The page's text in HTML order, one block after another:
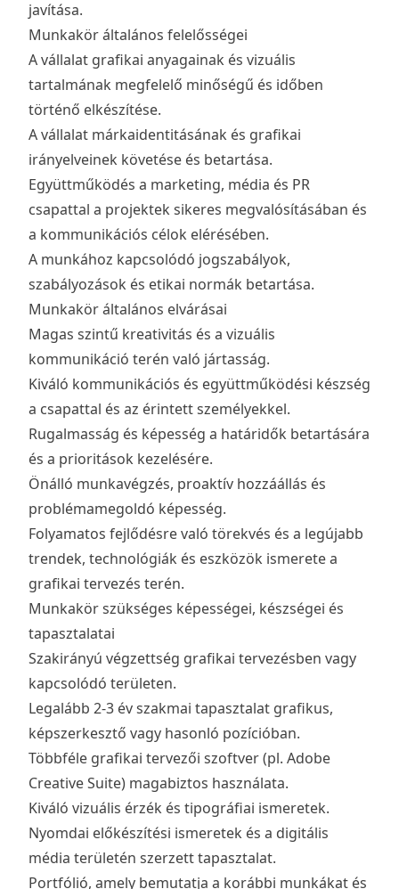
javítása.
Munkakör általános felelősségei
A vállalat grafikai anyagainak és vizuális
tartalmának megfelelő minőségű és időben
történő elkészítése.
A vállalat márkaidentitásának és grafikai
irányelveinek követése és betartása.
Együttműködés a marketing, média és PR
csapattal a projektek sikeres megvalósításában és
a kommunikációs célok elérésében.
A munkához kapcsolódó jogszabályok,
szabályozások és etikai normák betartása.
Munkakör általános elvárásai
Magas szintű kreativitás és a vizuális
kommunikáció terén való jártasság.
Kiváló kommunikációs és együttműködési készség
a csapattal és az érintett személyekkel.
Rugalmasság és képesség a határidők betartására
és a prioritások kezelésére.
Önálló munkavégzés, proaktív hozzáállás és
problémamegoldó képesség.
Folyamatos fejlődésre való törekvés és a legújabb
trendek, technológiák és eszközök ismerete a
grafikai tervezés terén.
Munkakör szükséges képességei, készségei és
tapasztalatai
Szakirányú végzettség grafikai tervezésben vagy
kapcsolódó területen.
Legalább 2-3 év szakmai tapasztalat grafikus,
képszerkesztő vagy hasonló pozícióban.
Többféle grafikai tervezői szoftver (pl. Adobe
Creative Suite) magabiztos használata.
Kiváló vizuális érzék és tipográfiai ismeretek.
Nyomdai előkészítési ismeretek és a digitális
média területén szerzett tapasztalat.
Portfólió, amely bemutatja a korábbi munkákat és